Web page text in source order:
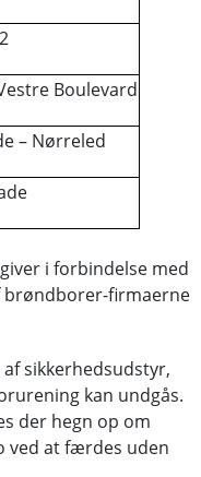
Boulevard
– Nørreled
i forbindelse med
brøndborer-firmaerne
sikkerhedsudstyr,
kan undgås.
der hegn op om
ved at færdes uden